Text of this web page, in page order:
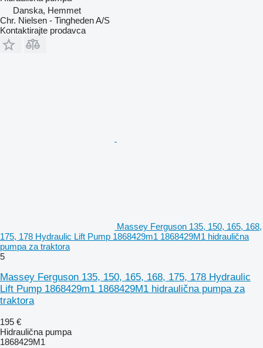
Danska, Hemmet
Chr. Nielsen - Tingheden A/S
Kontaktirajte prodavca
Massey Ferguson 135, 150, 165, 168,
175, 178 Hydraulic Lift Pump 1868429m1 1868429M1 hidraulična
pumpa za traktora
5
Massey Ferguson 135, 150, 165, 168, 175, 178 Hydraulic
Lift Pump 1868429m1 1868429M1 hidraulična pumpa za
traktora
195 €
Hidraulična pumpa
1868429M1